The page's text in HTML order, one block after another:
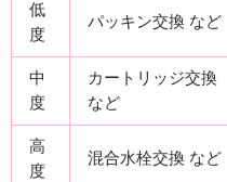
低
度
パッキン交換 など
中
度
カートリッジ交換
など
高
度
混合水栓交換 など